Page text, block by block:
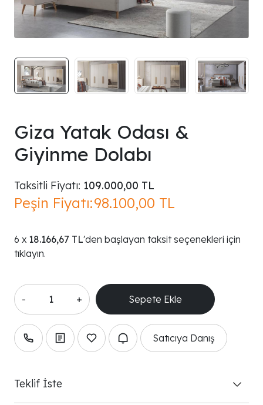
Giza Yatak Odası &
Giyinme Dolabı
Taksitli Fiyatı: 109.000,00 TL
Peşin Fiyatı:98.100,00 TL
18.166,67 TL'den başlayan taksit seçenekleri için
tıklayın.
- +
Satıcıya Danış
Teklif İste